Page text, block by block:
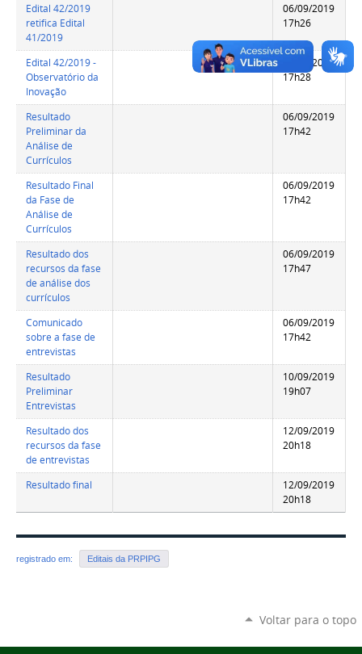
Edital 42/2019
retifica Edital
41/2019
06/09/2019
17h26
Edital 42/2019 -
Observatório da
Inovação
06/09/2019
17h28
Resultado
Preliminar da
Análise de
Currículos
06/09/2019
17h42
Resultado Final
da Fase de
Análise de
Currículos
06/09/2019
17h42
Resultado dos
recursos da fase
de análise dos
currículos
06/09/2019
17h47
Comunicado
sobre a fase de
entrevistas
06/09/2019
17h42
Resultado
Preliminar
Entrevistas
10/09/2019
19h07
Resultado dos
recursos da fase
de entrevistas
12/09/2019
20h18
Resultado final
12/09/2019
20h18
registrado em: Editais da PRPIPG
Voltar para o topo